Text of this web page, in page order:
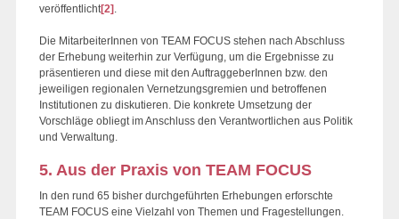
veröffentlicht[2]
Die MitarbeiterInnen von TEAM FOCUS stehen nach Abschluss
der Erhebung weiterhin zur Verfügung, um die Ergebnisse zu
präsentieren und diese mit den AuftraggeberInnen bzw. den
jeweiligen regionalen Vernetzungsgremien und betroffenen
Institutionen zu diskutieren. Die konkrete Umsetzung der
Vorschläge obliegt im Anschluss den Verantwortlichen aus Politik
und Verwaltung.
5. Aus der Praxis von TEAM FOCUS
In den rund 65 bisher durchgeführten Erhebungen erforschte
TEAM FOCUS eine Vielzahl von Themen und Fragestellungen.